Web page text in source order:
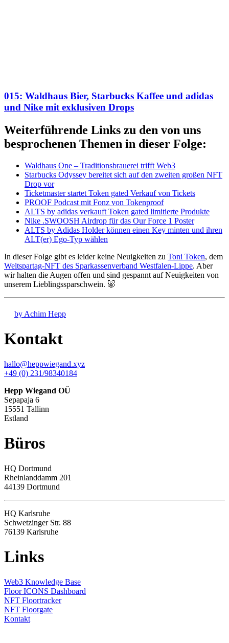
015: Waldhaus Bier, Starbucks Kaffee und adidas
und Nike mit exklusiven Drops
Weiterführende Links zu den von uns
besprochenen Themen in dieser Folge:
Waldhaus One – Traditionsbrauerei trifft Web3
Starbucks Odyssey bereitet sich auf den zweiten großen NFT
Drop vor
Ticketmaster startet Token gated Verkauf von Tickets
PROOF Podcast mit Fonz von Tokenproof
ALTS by adidas verkauft Token gated limitierte Produkte
Nike .SWOOSH Airdrop für das Our Force 1 Poster
ALTS by Adidas Holder können einen Key minten und ihren
ALT(er) Ego-Typ wählen
In dieser Folge gibt es leider keine Neuigkeiten zu Toni Token, dem
Weltspartag-NFT des Sparkassenverband Westfalen-Lippe. Aber
wir halten die Augen offen und sind gespannt auf Neuigkeiten von
unserem Lieblingssparschwein. 🐷
by Achim Hepp
Kontakt
hallo@heppwiegand.xyz
+49 (0) 231/98340184
Hepp Wiegand OÜ
Sepapaja 6
15551 Tallinn
Estland
Büros
HQ Dortmund
Rheinlanddamm 201
44139 Dortmund
HQ Karlsruhe
Schwetzinger Str. 88
76139 Karlsruhe
Links
Web3 Knowledge Base
Floor ICONS Dashboard
NFT Floortracker
NFT Floorgate
Kontakt